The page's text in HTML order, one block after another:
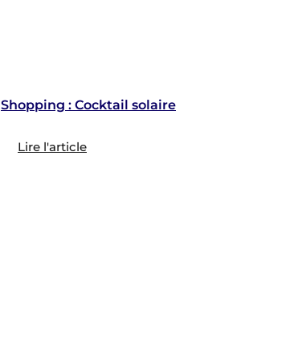
Shopping : Cocktail solaire
Lire l'article